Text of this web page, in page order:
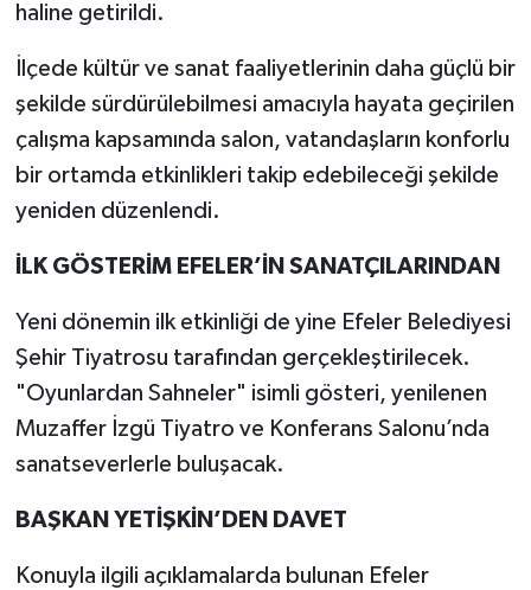
haline getirildi.
İlçede kültür ve sanat faaliyetlerinin daha güçlü bir
şekilde sürdürülebilmesi amacıyla hayata geçirilen
çalışma kapsamında salon, vatandaşların konforlu
bir ortamda etkinlikleri takip edebileceği şekilde
yeniden düzenlendi.
İLK GÖSTERİM EFELER’İN SANATÇILARINDAN
Yeni dönemin ilk etkinliği de yine Efeler Belediyesi
Şehir Tiyatrosu tarafından gerçekleştirilecek.
"Oyunlardan Sahneler" isimli gösteri, yenilenen
Muzaffer İzgü Tiyatro ve Konferans Salonu’nda
sanatseverlerle buluşacak.
BAŞKAN YETİŞKİN’DEN DAVET
Konuyla ilgili açıklamalarda bulunan Efeler